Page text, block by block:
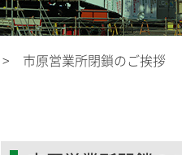
市原営業所閉鎖のご挨拶